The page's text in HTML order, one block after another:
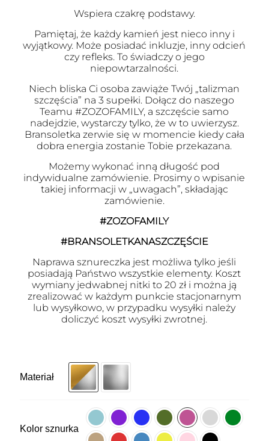
Wspiera czakrę podstawy.
Pamiętaj, że każdy kamień jest nieco inny i
wyjątkowy. Może posiadać inkluzje, inny odcień
czy refleks. To świadczy o jego
niepowtarzalności.
Niech bliska Ci osoba zawiąże Twój „talizman
szczęścia” na 3 supełki. Dołącz do naszego
Teamu #ZOZOFAMILY, a szczęście samo
nadejdzie, wystarczy tylko, że w to uwierzysz.
Bransoletka zerwie się w momencie kiedy cała
dobra energia zostanie Tobie przekazana.
Możemy wykonać inną długość pod
indywidualne zamówienie. Prosimy o wpisanie
takiej informacji w „uwagach”, składając
zamówienie.
#ZOZOFAMILY
#BRANSOLETKANASZCZĘŚCIE
Naprawa sznureczka jest możliwa tylko jeśli
posiadają Państwo wszystkie elementy. Koszt
wymiany jedwabnej nitki to 20 zł i można ją
zrealizować w każdym punkcie stacjonarnym
lub wysyłkowo, w przypadku wysyłki należy
doliczyć koszt wysyłki zwrotnej.
Materiał
Kolor sznurka